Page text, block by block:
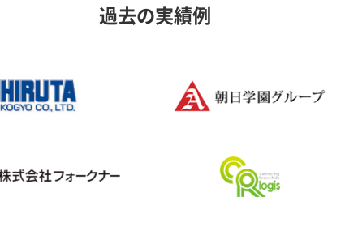
過去の実績例